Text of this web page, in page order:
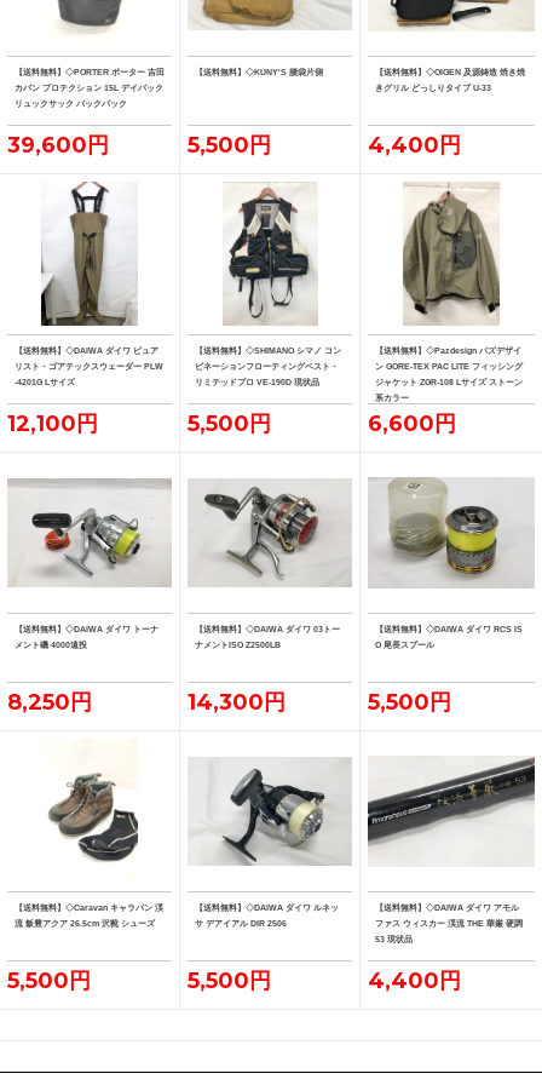
【送料無料】◇PORTER ポーター 吉田
カバン プロテクション 15L デイパック
リュックサック バックパック
39,600円
【送料無料】◇KUNY'S 腰袋片側
5,500円
【送料無料】◇OIGEN 及源鋳造 焼き焼
きグリル どっしりタイプ U-33
4,400円
【送料無料】◇DAIWA ダイワ ピュア
リスト・ゴアテックスウェーダー PLW
-4201G Lサイズ
12,100円
【送料無料】◇SHIMANO シマノ コン
ビネーションフローティングベスト・
リミテッドプロ VE-190D 現状品
5,500円
【送料無料】◇Pazdesign パズデザイ
ン GORE-TEX PAC LITE フィッシング
ジャケット ZGR-108 Lサイズ ストーン
系カラー
6,600円
【送料無料】◇DAIWA ダイワ トーナ
メント磯 4000遠投
8,250円
【送料無料】◇DAIWA ダイワ 03トー
ナメントISO Z2500LB
14,300円
【送料無料】◇DAIWA ダイワ RCS IS
O 尾長スプール
5,500円
【送料無料】◇Caravan キャラバン 渓
流 飯豊アクア 26.5cm 沢靴 シューズ
5,500円
【送料無料】◇DAIWA ダイワ ルネッ
サ デアイアル DIR 2506
5,500円
【送料無料】◇DAIWA ダイワ アモル
ファス ウィスカー 渓流 THE 華厳 硬調
53 現状品
4,400円